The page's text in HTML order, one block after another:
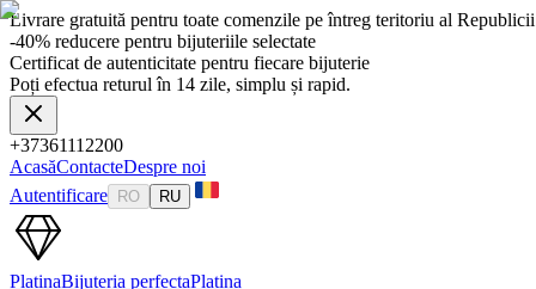
Livrare gratuită pentru toate comenzile pe întreg teritoriu al
-40% reducere pentru bijuteriile selectate
Certificat de autenticitate pentru fiecare bijuterie
Poți efectua returul în 14 zile, simplu și rapid.
+37361112200
AcasăContacteDespre noi
Autentificare
RO RU
PlatinaBijuteria perfectaPlatina